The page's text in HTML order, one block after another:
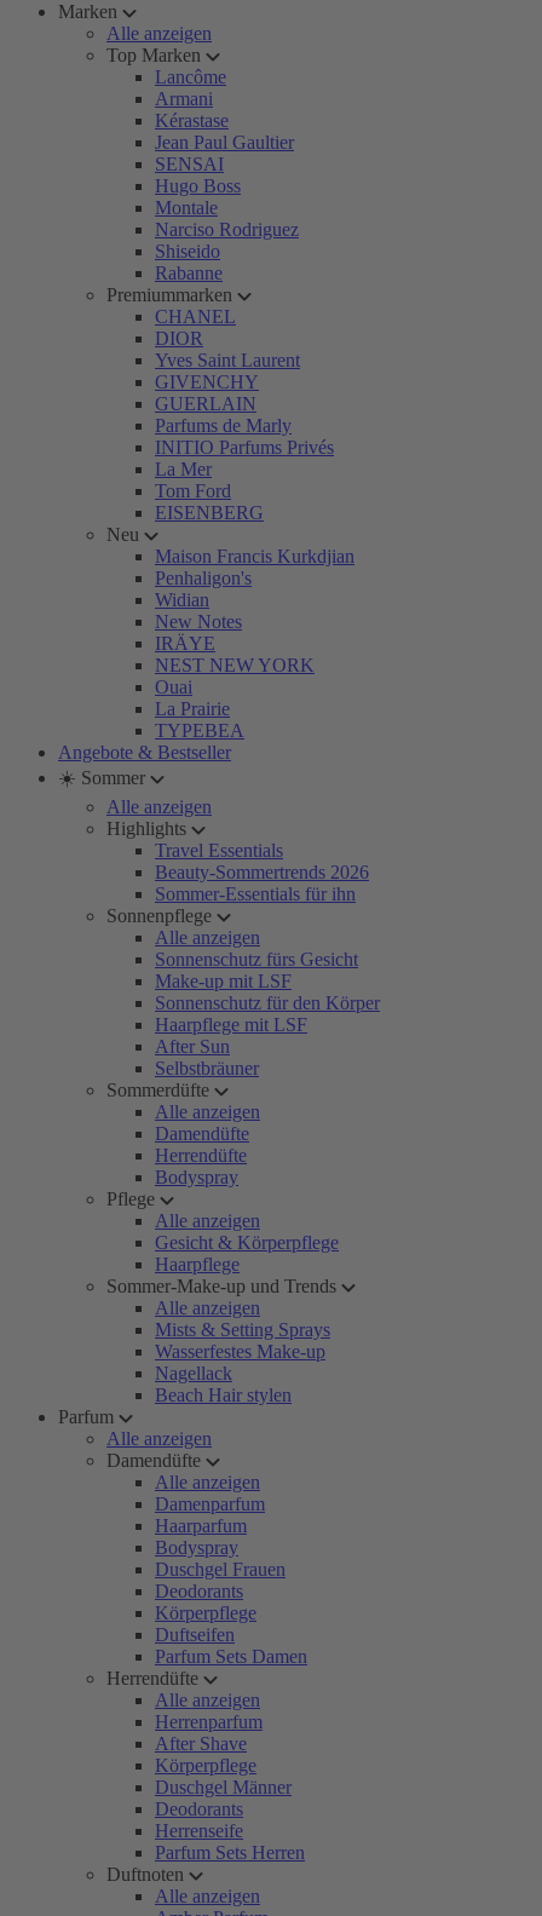
Marken
Alle anzeigen
Top Marken
Lancôme
Armani
Kérastase
Jean Paul Gaultier
SENSAI
Hugo Boss
Montale
Narciso Rodriguez
Shiseido
Rabanne
Premiummarken
CHANEL
DIOR
Yves Saint Laurent
GIVENCHY
GUERLAIN
Parfums de Marly
INITIO Parfums Privés
La Mer
Tom Ford
EISENBERG
Neu
Maison Francis Kurkdjian
Penhaligon's
Widian
New Notes
IRÄYE
NEST NEW YORK
Ouai
La Prairie
TYPEBEA
Angebote & Bestseller
☀️ Sommer
Alle anzeigen
Highlights
Travel Essentials
Beauty-Sommertrends 2026
Sommer-Essentials für ihn
Sonnenpflege
Alle anzeigen
Sonnenschutz fürs Gesicht
Make-up mit LSF
Sonnenschutz für den Körper
Haarpflege mit LSF
After Sun
Selbstbräuner
Sommerdüfte
Alle anzeigen
Damendüfte
Herrendüfte
Bodyspray
Pflege
Alle anzeigen
Gesicht & Körperpflege
Haarpflege
Sommer-Make-up und Trends
Alle anzeigen
Mists & Setting Sprays
Wasserfestes Make-up
Nagellack
Beach Hair stylen
Parfum
Alle anzeigen
Damendüfte
Alle anzeigen
Damenparfum
Haarparfum
Bodyspray
Duschgel Frauen
Deodorants
Körperpflege
Duftseifen
Parfum Sets Damen
Herrendüfte
Alle anzeigen
Herrenparfum
After Shave
Körperpflege
Duschgel Männer
Deodorants
Herrenseife
Parfum Sets Herren
Duftnoten
Alle anzeigen